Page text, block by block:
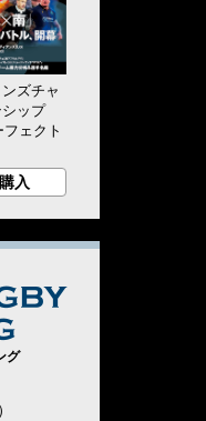
ズチャ
ップ
ェクト
購入
グ